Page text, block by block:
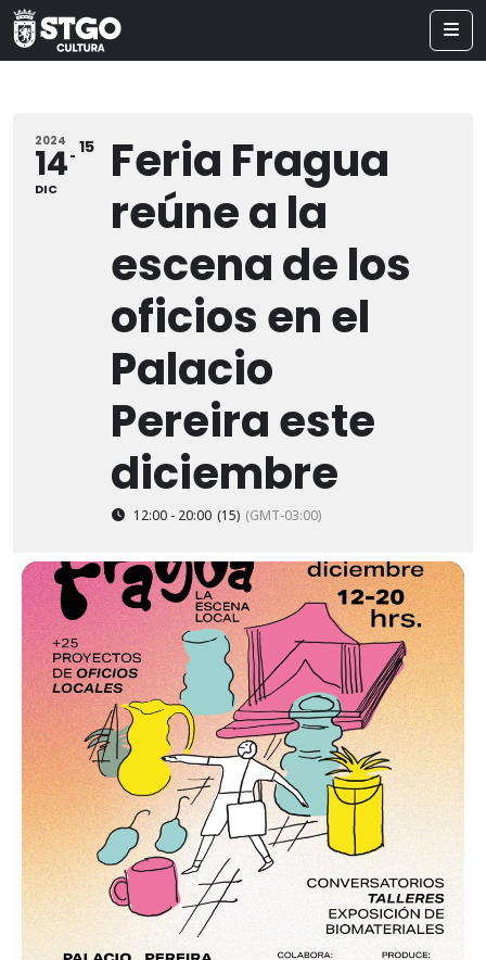
2024
14
DIC
15
Feria Fragua
reúne a la
escena de los
oficios en el
Palacio
Pereira este
diciembre
12:00 - 20:00 (15) (GMT-03:00)